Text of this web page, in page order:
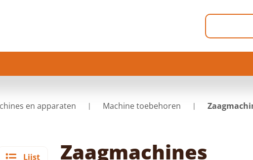
en apparaten Machine toebehoren
Lijst Zaagmachines